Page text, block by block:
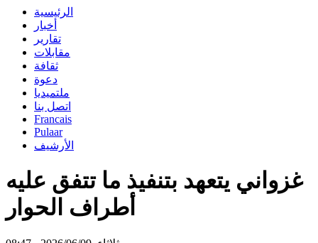
الرئيسية
أخبار
تقارير
مقابلات
ثقافة
دعوة
ملتميديا
اتصل بنا
Francais
Pulaar
الأرشيف
غزواني يتعهد بتنفيذ ما تتفق عليه
أطراف الحوار